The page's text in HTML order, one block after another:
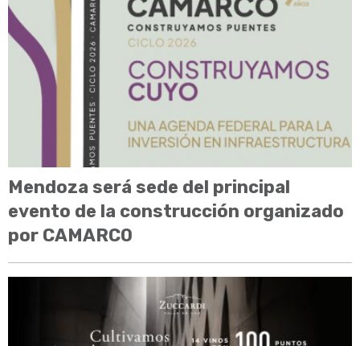
Mendoza será sede del principal
evento de la construcción organizado
por CAMARCO